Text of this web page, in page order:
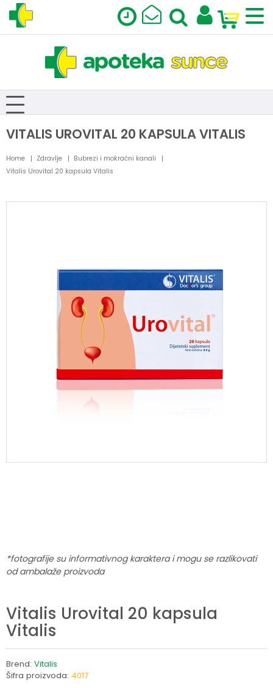
VITALIS UROVITAL 20 KAPSULA VITALIS
Home Zdravlje
Bubrezi i mokraćni kanali
Vitalis Urovital 20 kapsula Vitalis
*fotografije su informativnog karaktera i mogu se razlikovati
od ambalaže proizvoda
Vitalis Urovital 20 kapsula
Vitalis
Brend: Vitalis
Šifra proizvoda: 4017